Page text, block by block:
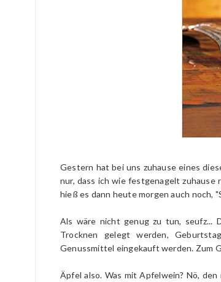
Gestern hat bei uns zuhause eines
nur, dass ich wie festgenagelt zuhause
hieß es dann heute morgen auch noch,
Als wäre nicht genug zu tun, seufz...
Trocknen gelegt werden,
Genussmittel eingekauft werden. Zum
Äpfel also. Was mit Apfelwein? Nö,